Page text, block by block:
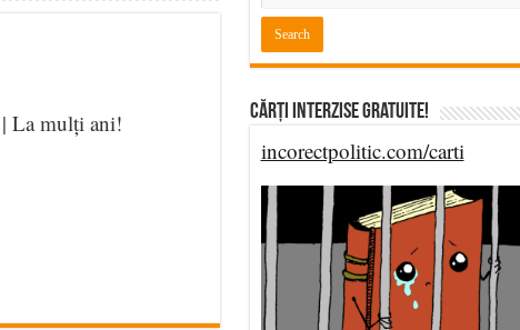
La mulți ani! Cărți Interzise Gratuite!
incorectpolitic.com/carti